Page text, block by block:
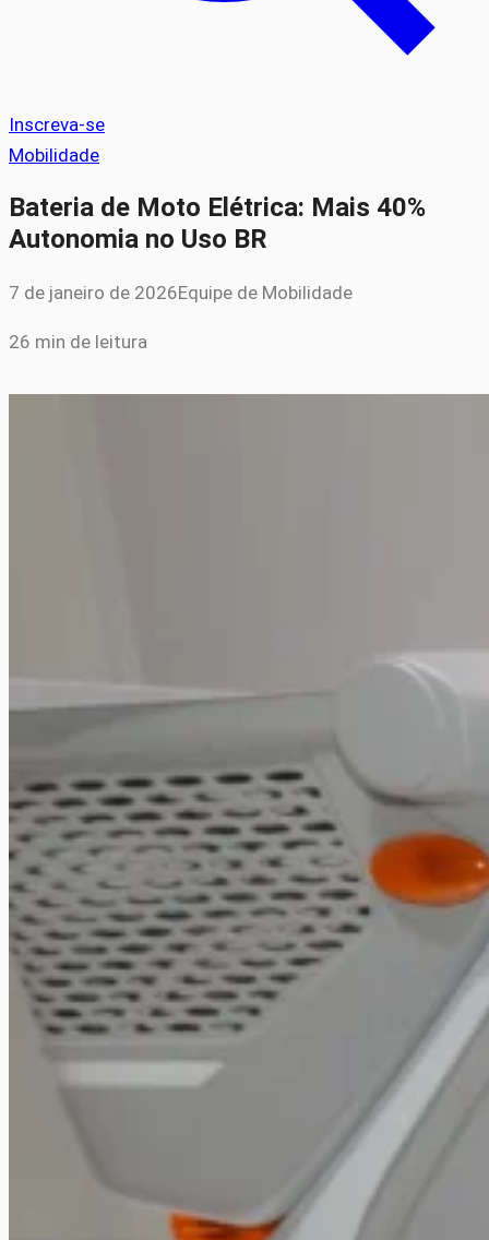
Inscreva-se
Mobilidade
Bateria de Moto Elétrica: Mais 40%
Autonomia no Uso BR
7 de janeiro de 2026Equipe de Mobilidade
26 min de leitura